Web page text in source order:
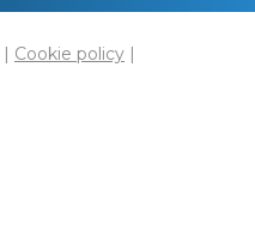
| Cookie policy |